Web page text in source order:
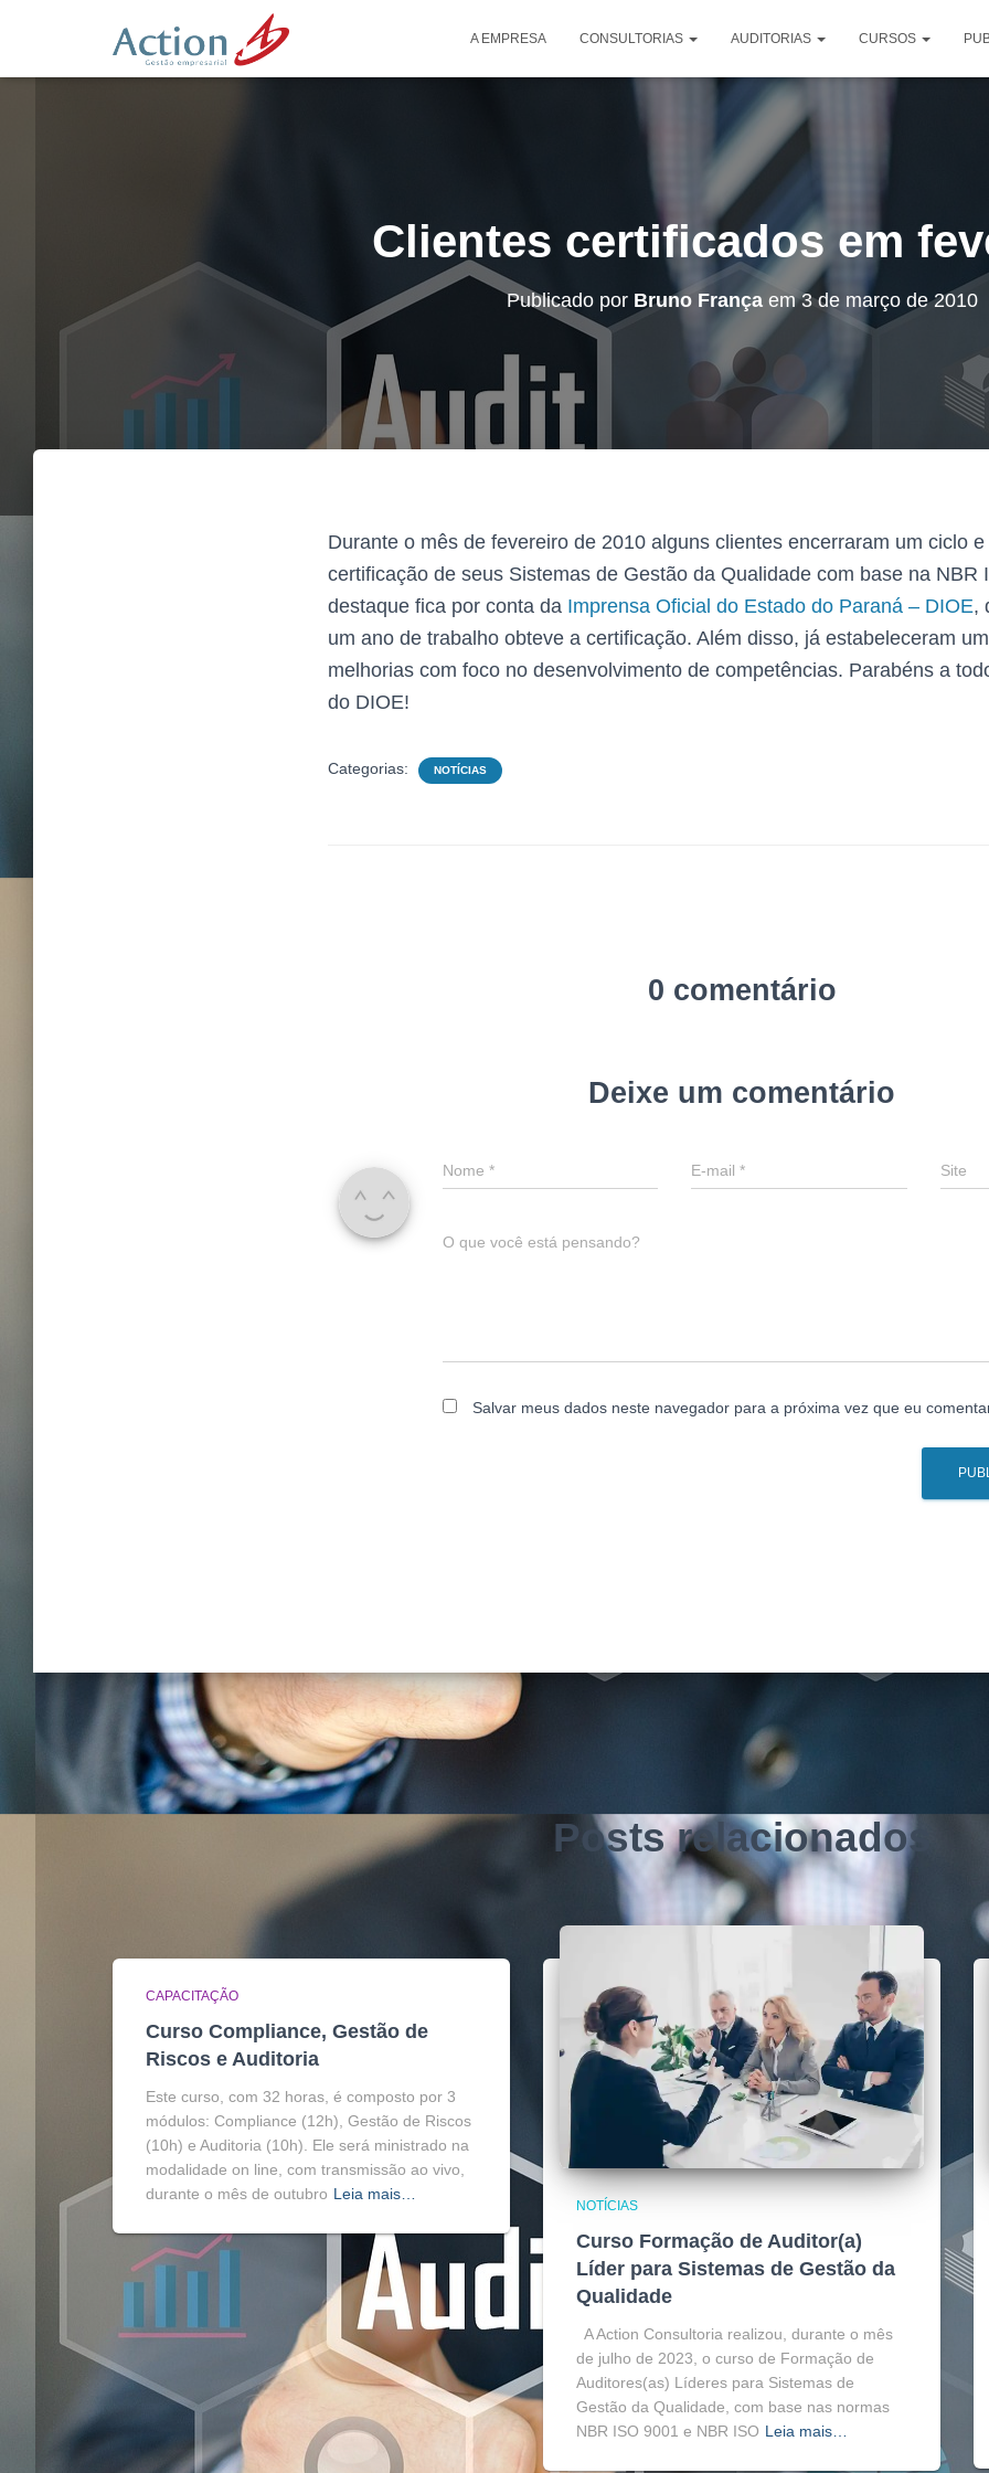
A EMPRESA CONSULTORIAS AUDITORIAS CURSOS
Clientes certificados em
Publicado por Bruno Françaem3 de março de 2010
Durante o mês de fevereiro de 2010 alguns clientes encerraram um ciclo
certificação de seus Sistemas de Gestão da Qualidade com base na NBR
destaque fica por conta da Imprensa Oficial do Estado do Paraná – DIOE,
um ano de trabalho obteve a certificação. Além disso, já estabeleceram
melhorias com foco no desenvolvimento de competências. Parabéns a
do DIOE!
Categorias: NOTÍCIAS
0 comentário
Deixe um comentário
Nome * E-mail* Site
O que você está pensando?
Salvar meus dados neste navegador para a próxima vez que eu
Posts relacionados
CAPACITAÇÃO
Curso Compliance, Gestão de
Riscos e Auditoria
Este curso, com 32 horas, é composto por 3
módulos: Compliance (12h), Gestão de Riscos
(10h) e Auditoria (10h). Ele será ministrado na
modalidade on line, com transmissão ao vivo,
durante o mês de outubro Leia mais…
NOTÍCIAS
Curso Formação de Auditor(a)
Líder para Sistemas de Gestão da
Qualidade
A Action Consultoria realizou, durante o mês
de julho de 2023, o curso de Formação de
Auditores(as) Líderes para Sistemas de
Gestão da Qualidade, com base nas normas
NBR ISO 9001 e NBR ISO Leia mais…